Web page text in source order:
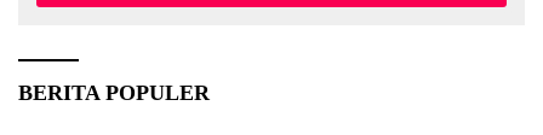
BERITA POPULER